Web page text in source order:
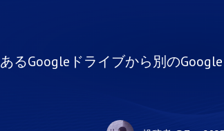
るGoogleドライブから別のGoogle